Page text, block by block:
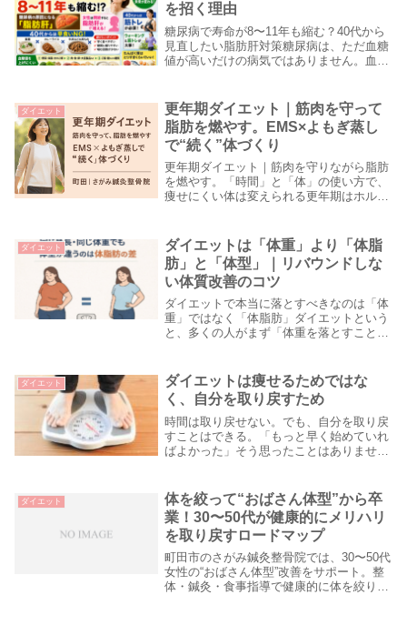
を招く理由
糖尿病で寿命が8〜11年も縮む？40代から
見直したい脂肪肝対策糖尿病は、ただ血糖
値が高いだけの病気ではありません。血糖
低下など、全身に影響が出やすくなりま
す。つまり...
ダイエット
更年期ダイエット｜筋肉を守って
脂肪を燃やす。EMS×よもぎ蒸し
で“続く”体づくり
更年期ダイエット｜筋肉を守りながら脂肪
を燃やす。「時間」と「体」の使い方で、
痩せにくい体は変えられる更年期はホルモ
ポイントは、筋肉を減らさずに脂肪を落と
すこと。その...
ダイエット
ダイエットは「体重」より「体脂
肪」と「体型」｜リバウンドしな
い体質改善のコツ
ダイエットで本当に落とすべきなのは「体
重」ではなく「体脂肪」ダイエットという
と、多くの人がまず「体重を落とすこと」
いのは「数字」ではなく「体の中身（体組
成）」です。...
ダイエット
ダイエットは痩せるためではな
く、自分を取り戻すため
時間は取り戻せない。でも、自分を取り戻
すことはできる。「もっと早く始めていれ
ばよかった」そう思ったことはありません
ません。若い頃の体力、何も気にせず動け
ていた身軽さ...
ダイエット
体を絞って“おばさん体型”から卒
業！30〜50代が健康的にメリハリ
を取り戻すロードマップ
町田市のさがみ鍼灸整骨院では、30〜50代
女性の“おばさん体型”改善をサポート。整
体・鍼灸・食事指導で健康的に体を絞り、